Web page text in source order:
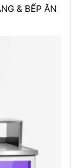
& BẾP ĂN